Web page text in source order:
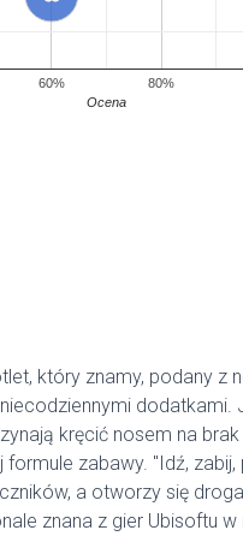
60% 80%
Ocena
który znamy, podany z
dodatkami.
kręcić nosem na
formule zabawy. "Idź, zabij,
a otworzy się
znana z gier Ubisoftu